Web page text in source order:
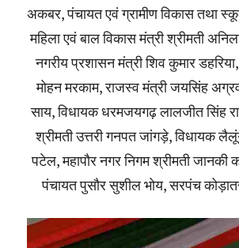
अकबर, पंचायत एवं ग्रामीण विकास तथा
महिला एवं बाल विकास मंत्री श्रीमती
नगरीय प्रशासन मंत्री शिव कुमार
मोहन मरकाम, राजस्व मंत्री जयसिंह
साय, विधायक धरमजयगढ़ लालजीत सिंह
श्रीमती उत्तरी गनपत जांगड़े, विधायक
पटेल, महापौर नगर निगम श्रीमती
पंचायत पुसौर सुशील भोय, सरपंच